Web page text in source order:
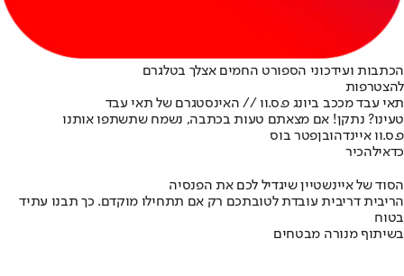
הכתבות ועידכוני הספורט החמים אצלך בטלגרם
להצטרפות
תאי עבד מככב ביונג פ.ס.וו // האינסטגרם של תאי עבד
טעינו? נתקן! אם מצאתם טעות בכתבה, נשמח שתשתפו אותנו
פ.ס.וו איינדהובןפטר בוס
כדאילהכיר
הסוד של איינשטיין שיגדיל לכם את הפנסיה
הריבית דריבית עובדת לטובתכם רק אם תתחילו מוקדם. כך תבנו עתיד
בטוח
בשיתוף מנורה מבטחים